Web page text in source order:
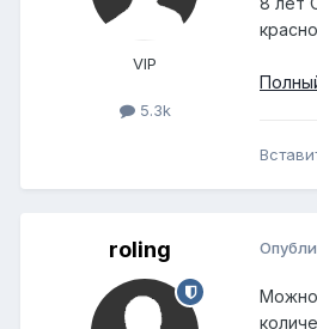
VIP
5.3k
roling
Можно